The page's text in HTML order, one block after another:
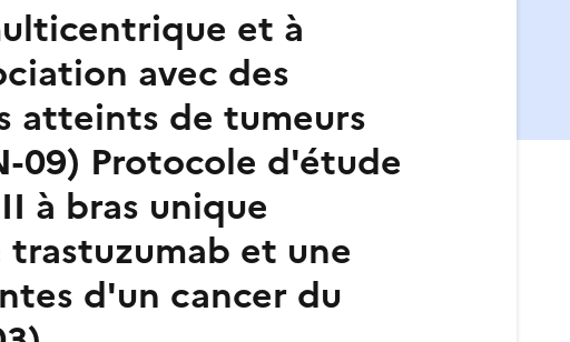
et à
avec des
atteints de tumeurs
09) Protocole d'étude
à bras unique
et une
d'un cancer du